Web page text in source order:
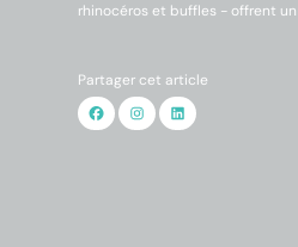
rhinocéros et buffles - offrent
Partager cet article